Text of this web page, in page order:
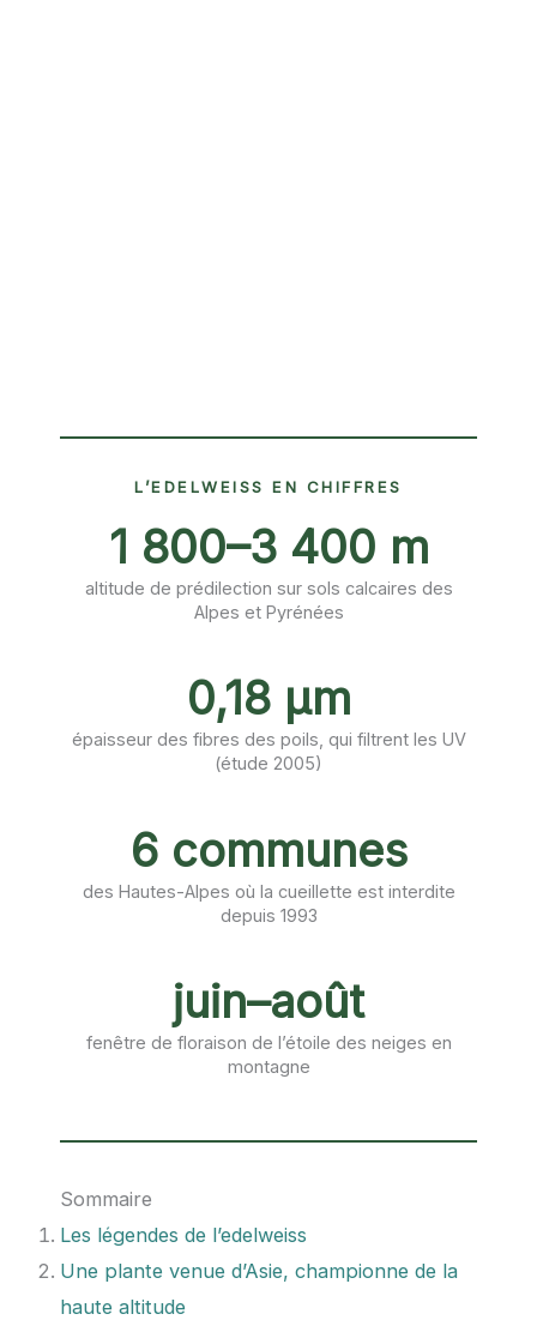
L’EDELWEISS EN CHIFFRES
1 800–3 400 m
altitude de prédilection sur sols calcaires des
Alpes et Pyrénées
0,18 µm
épaisseur des fibres des poils, qui filtrent les UV
(étude 2005)
6 communes
des Hautes-Alpes où la cueillette est interdite
depuis 1993
juin–août
fenêtre de floraison de l’étoile des neiges en
montagne
Sommaire
Les légendes de l’edelweiss
Une plante venue d’Asie, championne de la
haute altitude